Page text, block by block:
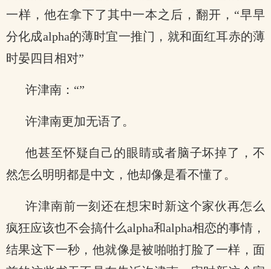
一样，他在拿下了其中一本之后，翻开，“早早
分化成alpha的薄时宜一推门，就和面红耳赤的薄
时晏四目相对”
许津南：“”
许津南更加无语了。
他甚至怀疑自己的眼睛或者脑子坏掉了，不
然怎么明明都是中文，他却像是看不懂了。
许津南前一刻还在想宋时新这个家伙再怎么
疯狂应该也不会搞什么alpha和alpha相恋的事情，
结果这下一秒，他就像是被啪啪打脸了一样，面